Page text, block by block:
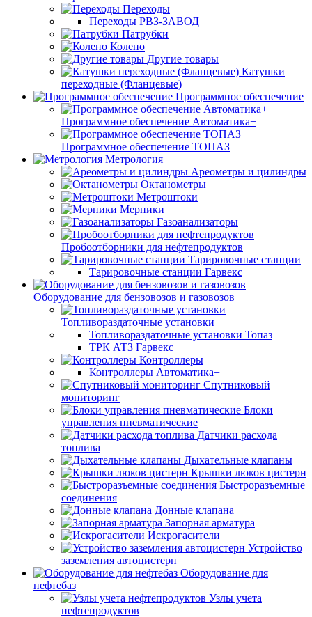
Переходы
Переходы РВЗ-ЗАВОД
Патрубки
Колено
Другие товары
Катушки
переходные (Фланцевые)
Программное обеспечение
Программное обеспечение Автоматика+
Программное обеспечение ТОПАЗ
Метрология
Ареометры и цилиндры
Октанометры
Метроштоки
Мерники
Газоанализаторы
Пробоотборники для нефтепродуктов
Тарировочные станции
Тарировочные станции Гарвекс
Оборудование для бензовозов и газовозов
Топливораздаточные установки
Топливораздаточные установки Топаз
ТРК АТЗ Гарвекс
Контроллеры
Контроллеры Автоматика+
Спутниковый
мониторинг
Блоки
управления пневматические
Датчики расхода
топлива
Дыхательные клапаны
Крышки люков цистерн
Быстроразъемные
соединения
Донные клапана
Запорная арматура
Искрогасители
Устройство
заземления автоцистерн
Оборудование для
нефтебаз
Узлы учета
нефтепродуктов